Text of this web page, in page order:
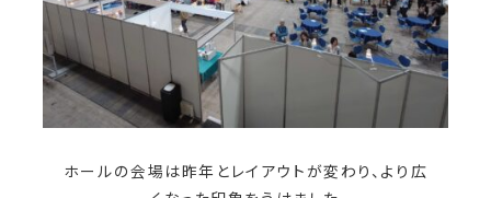
ホールの会場は昨年とレイアウトが変わり、より広